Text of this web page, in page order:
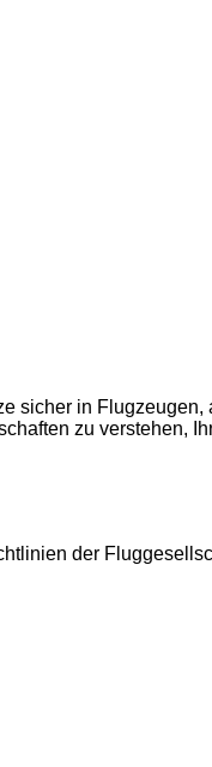
sicher in Flugzeugen,
zu verstehen,
der